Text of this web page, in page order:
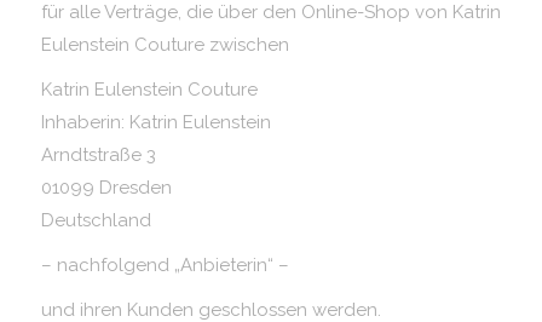
für alle Verträge, die über den Online-Shop von Katrin
Eulenstein Couture zwischen
Katrin Eulenstein Couture
Inhaberin: Katrin Eulenstein
Arndtstraße 3
01099 Dresden
Deutschland
– nachfolgend „Anbieterin“ –
und ihren Kunden geschlossen werden.